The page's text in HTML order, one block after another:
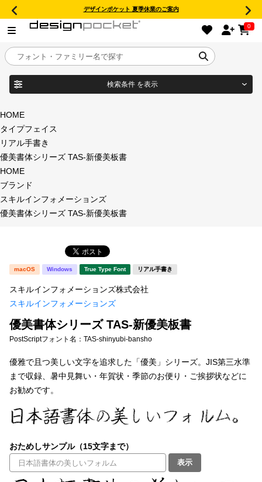
デザインポケット 夏季休業のご案内
0
目的別フォントガイド
特集
年間ライセンス商品
新着一覧
カート 0
お気に入り
ご利用ガイド
よくあるご質問
検索条件 を表示
商品名
フォント形式
タイプフェイス
明朝体
角ゴシック
丸ゴシック
宋朝体 清朝体
教科書体
草書体 勘亭流
すべてを表示
太さ・ウェイト
HOME
タイプフェイス
リアル手書き
優美書体シリーズ TAS-新優美板書
HOME
ブランド
スキルインフォメーションズ
優美書体シリーズ TAS-新優美板書
macOS Windows True Type Font リアル手書き
スキルインフォメーションズ株式会社
スキルインフォメーションズ
優美書体シリーズ TAS-新優美板書
PostScriptフォント名： TAS-shinyubi-bansho
優雅で且つ美しい文字を追求した「優美」シリーズ。JIS第三水準
まで収録、暑中見舞い・年賀状・季節のお便り・ご挨拶状などに
お勧めです。
おためしサンプル（15文字まで）
表示